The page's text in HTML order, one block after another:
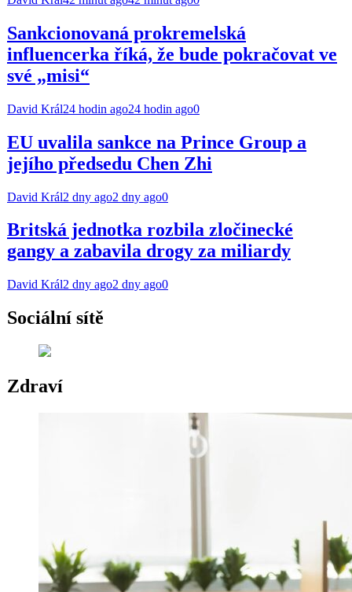
Sankcionovaná prokremelská
influencerka říká, že bude pokračovat ve
své „misi“
David Král24 hodin ago24 hodin ago0
EU uvalila sankce na Prince Group a
jejího předsedu Chen Zhi
David Král2 dny ago2 dny ago0
Britská jednotka rozbila zločinecké
gangy a zabavila drogy za miliardy
David Král2 dny ago2 dny ago0
Sociální sítě
Zdraví